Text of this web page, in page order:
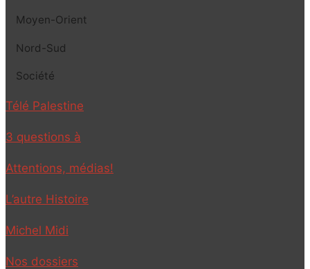
Moyen-Orient
Nord-Sud
Société
Télé Palestine
3 questions à
Attentions, médias!
L’autre Histoire
Michel Midi
Nos dossiers